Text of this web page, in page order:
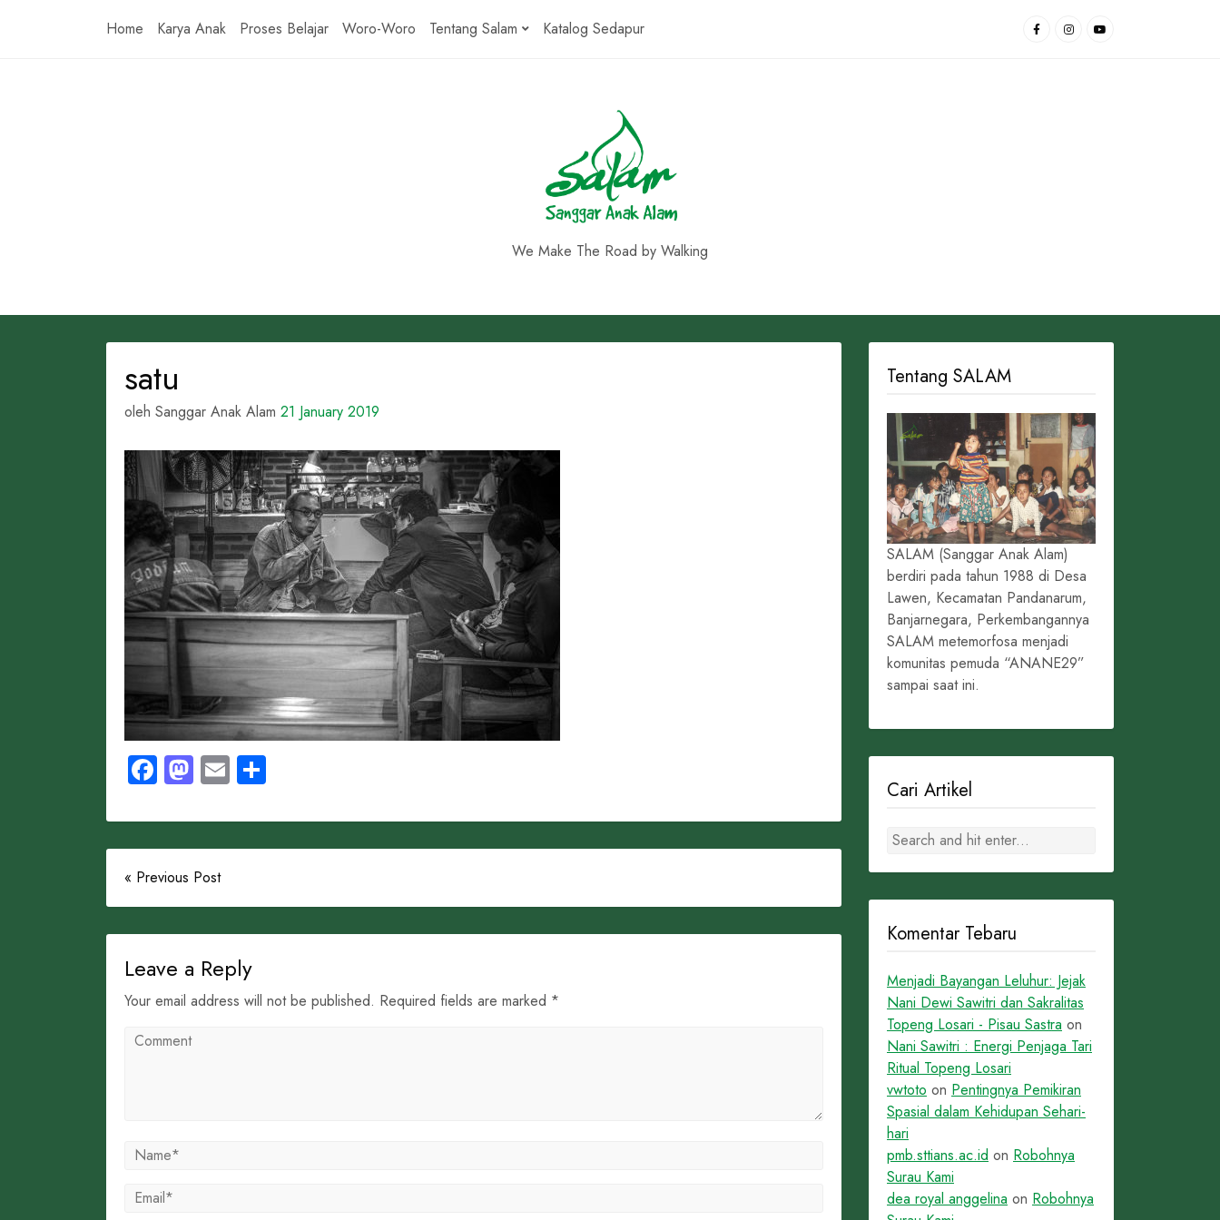
Home Karya Anak Proses Belajar Woro-Woro Tentang Salam Katalog Sedapur
We Make The Road by Walking
satu
oleh Sanggar Anak Alam 21 January 2019
Facebook
Mastodon
Email
« Previous Post
Leave a Reply
Your email address will not be published. Required fields are marked *
Tentang SALAM
SALAM (Sanggar Anak Alam)
berdiri pada tahun 1988 di Desa
Lawen, Kecamatan Pandanarum,
Banjarnegara, Perkembangannya
SALAM metemorfosa menjadi
komunitas pemuda “ANANE29”
sampai saat ini.
Cari Artikel
Komentar Tebaru
Menjadi Bayangan Leluhur: Jejak
Nani Dewi Sawitri dan Sakralitas
Topeng Losari - Pisau Sastra on
Nani Sawitri : Energi Penjaga Tari
Ritual Topeng Losari
vwtoto on Pentingnya Pemikiran
Spasial dalam Kehidupan Sehari-
hari
pmb.sttians.ac.id on Robohnya
Surau Kami
dea royal anggelina on Robohnya